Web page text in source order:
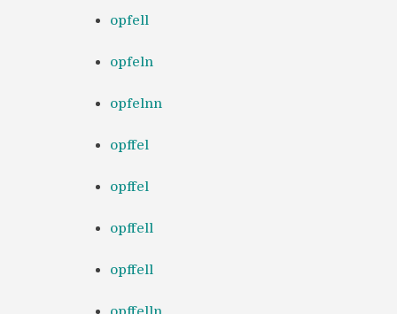
opfell
opfeln
opfelnn
opffel
opffel
opffell
opffell